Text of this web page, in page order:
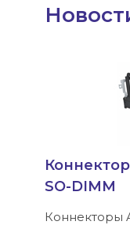
SO-DIMM
Коннекторы